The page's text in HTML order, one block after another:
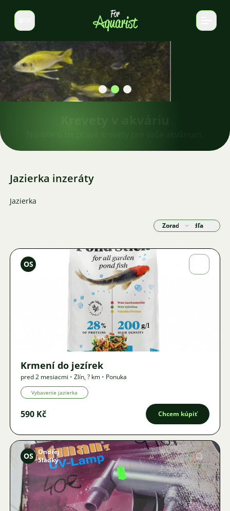
Prepnúť jazyk
Jazierka inzeráty
Jazierka
Zoradiť podľa
Obrázok
OS
1061 1
Krmení do jezírek
pred 2 mesiacmi • Zlín,? km • Ponuka
Vybavenie jazierka
590 Kč Chcem kúpiť
Obrázok
OS Ondřej
Sladký